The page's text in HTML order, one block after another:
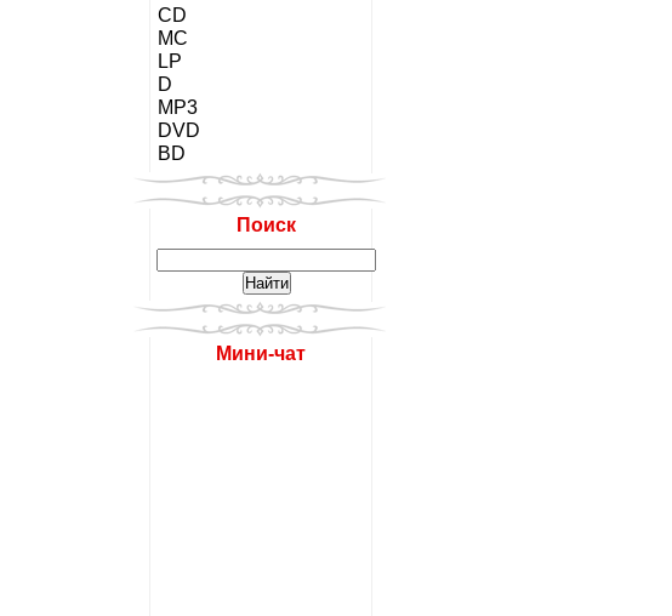
CD
MC
LP
D
MP3
DVD
BD
Поиск
Мини-чат